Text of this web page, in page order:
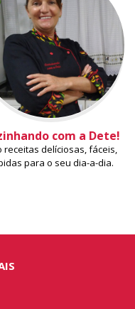
com a Dete!
receitas delíciosas, fáceis,
para o seu dia-a-dia.